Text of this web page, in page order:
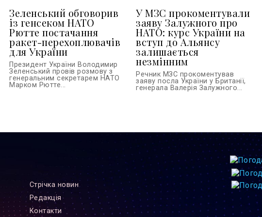
Зеленський обговорив
із генсеком НАТО
Рютте постачання
ракет-перехоплювачів
для України
Президент України Володимир
Зеленський провів розмову з
генеральним секретарем НАТО
Марком Рютте...
У МЗС прокоментували
заяву Залужного про
НАТО: курс України на
вступ до Альянсу
залишається
незмінним
Речник МЗС прокоментував
заяву посла України у Британії,
генерала Валерія Залужного...
Стрiчка новин
Редакцiя
Контакти